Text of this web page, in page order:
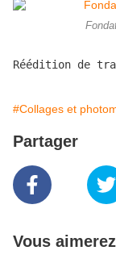
Réédition de
#Collages et
Partager
Vous